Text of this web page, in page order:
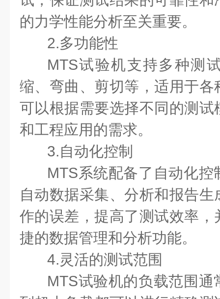
的力学性能分析至关重要。
2.多功能性
MTS试验机支持多种测
缩、弯曲、剪切等，适用于
可以根据需要选择不同的测
和工程应用的需求。
3.自动化控制
MTS系统配备了自动化
自动数据采集、分析和报告
作的误差，提高了测试效率
捷的数据管理和分析功能。
4.灵活的测试范围
MTS试验机的负载范围